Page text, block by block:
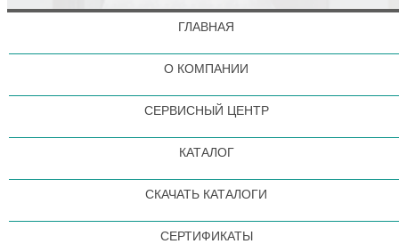
ГЛАВНАЯ
О КОМПАНИИ
СЕРВИСНЫЙ ЦЕНТР
КАТАЛОГ
СКАЧАТЬ КАТАЛОГИ
СЕРТИФИКАТЫ